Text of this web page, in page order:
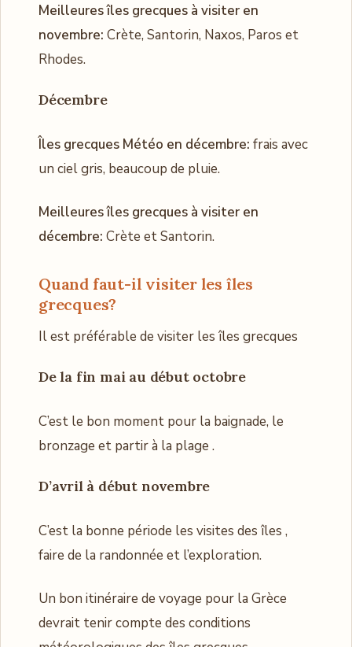
Meilleures îles grecques à visiter en
novembre: Crète, Santorin, Naxos, Paros et
Rhodes.
Décembre
Îles grecques Météo en décembre: frais avec
un ciel gris, beaucoup de pluie.
Meilleures îles grecques à visiter en
décembre: Crète et Santorin.
Quand faut-il visiter les îles
grecques?
Il est préférable de visiter les îles grecques
De la fin mai au début octobre
C’est le bon moment pour la baignade, le
bronzage et partir à la plage .
D’avril à début novembre
C’est la bonne période les visites des îles ,
faire de la randonnée et l’exploration.
Un bon itinéraire de voyage pour la Grèce
devrait tenir compte des conditions